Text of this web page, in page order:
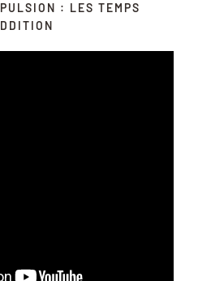
: LES TEMPS